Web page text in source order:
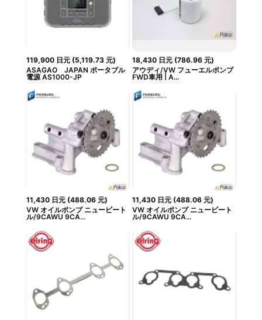
119,900 日元(5,119.73 元)
ASAGAO JAPAN ポータブル
電源 AS1000-JP
18,430 日元 (786.96 元)
アウディ/VW フューエルポンプ
FWD車用 | A...
11,430 日元(488.06 元)
VW オイルポンプ ニュービート
ル/9CAWU 9CA...
11,430 日元 (488.06 元)
VW オイルポンプ ニュービート
ル/9CAWU 9CA...